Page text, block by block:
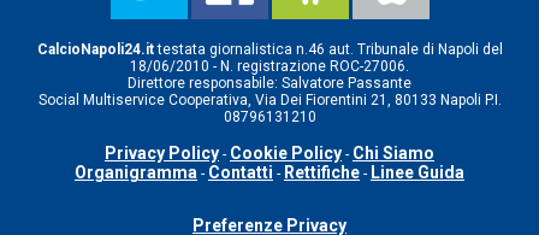
CalcioNapoli24.ittestata giornalistica n.46 aut. Tribunale di Napoli del
18/06/2010 - N. registrazione ROC-27006.
Direttore responsabile: Salvatore Passante
Social Multiservice Cooperativa, Via Dei Fiorentini 21, 80133 Napoli P.I.
08796131210
Privacy Policy - Cookie Policy - Chi Siamo
Organigramma - Contatti - Rettifiche - Linee Guida
Preferenze Privacy